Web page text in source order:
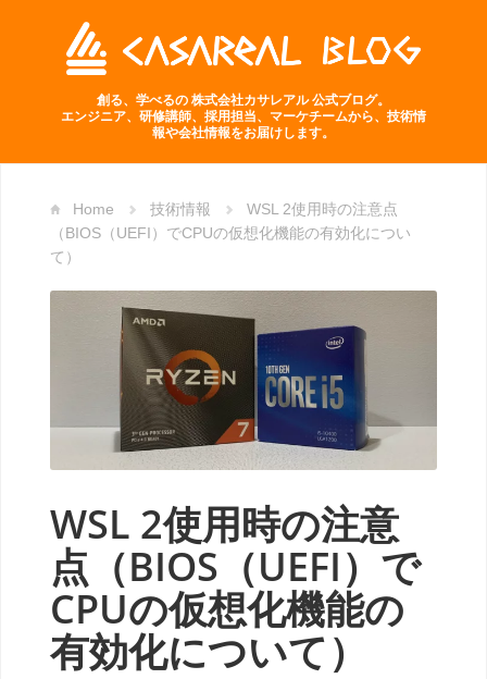
創る、学べるの 株式会社カサレアル 公式ブログ。
エンジニア、研修講師、採用担当、マーケチームから、技術情
報や会社情報をお届けします。
Home 技術情報
WSL 2使用時の注意点
（BIOS（UEFI）でCPUの仮想化機能の有効化につい
て）
WSL 2使用時の注意
点（BIOS（UEFI）で
CPUの仮想化機能の
有効化について）